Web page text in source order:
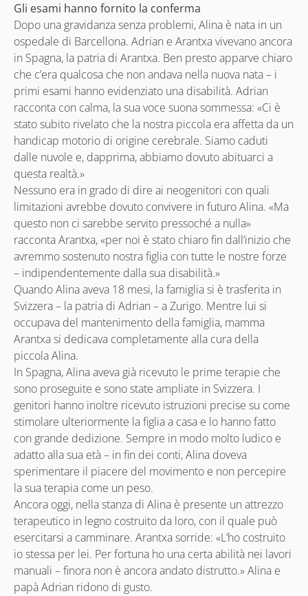
Gli esami hanno fornito la conferma
Dopo una gravidanza senza problemi, Alina è nata in un
ospedale di Barcellona. Adrian e Arantxa vivevano ancora
in Spagna, la patria di Arantxa. Ben presto apparve chiaro
che c’era qualcosa che non andava nella nuova nata – i
primi esami hanno evidenziato una disabilità. Adrian
racconta con calma, la sua voce suona sommessa: «Ci è
stato subito rivelato che la nostra piccola era affetta da un
handicap motorio di origine cerebrale. Siamo caduti
dalle nuvole e, dapprima, abbiamo dovuto abituarci a
questa realtà.»
Nessuno era in grado di dire ai neogenitori con quali
limitazioni avrebbe dovuto convivere in futuro Alina. «Ma
questo non ci sarebbe servito pressoché a nulla»
racconta Arantxa, «per noi è stato chiaro fin dall’inizio che
avremmo sostenuto nostra figlia con tutte le nostre forze
– indipendentemente dalla sua disabilità.»
Quando Alina aveva 18 mesi, la famiglia si è trasferita in
Svizzera – la patria di Adrian – a Zurigo. Mentre lui si
occupava del mantenimento della famiglia, mamma
Arantxa si dedicava completamente alla cura della
piccola Alina.
In Spagna, Alina aveva già ricevuto le prime terapie che
sono proseguite e sono state ampliate in Svizzera. I
genitori hanno inoltre ricevuto istruzioni precise su come
stimolare ulteriormente la figlia a casa e lo hanno fatto
con grande dedizione. Sempre in modo molto ludico e
adatto alla sua età – in fin dei conti, Alina doveva
sperimentare il piacere del movimento e non percepire
la sua terapia come un peso.
Ancora oggi, nella stanza di Alina è presente un attrezzo
terapeutico in legno costruito da loro, con il quale può
esercitarsi a camminare. Arantxa sorride: «L’ho costruito
io stessa per lei. Per fortuna ho una certa abilità nei lavori
manuali – finora non è ancora andato distrutto.» Alina e
papà Adrian ridono di gusto.